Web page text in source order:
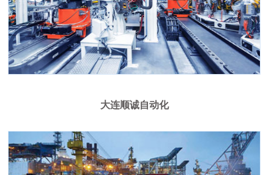
大连顺诚自动化